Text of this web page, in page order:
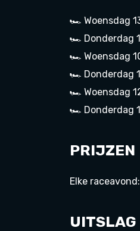
🏎️ Woensdag
🏎️ Donderdag
🏎️ Woensdag
🏎️ Donderdag
🏎️ Woensdag
🏎️ Donderdag
PRIJZEN
Elke